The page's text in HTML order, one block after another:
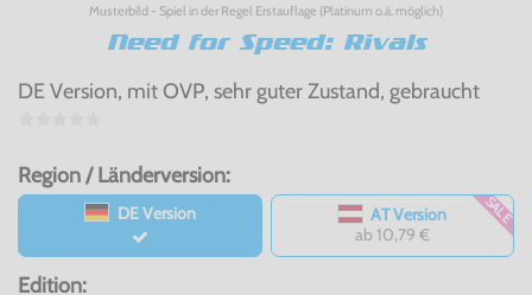
Musterbild - Spiel in der Regel Erstauflage (Platinum o.ä. möglich)
Need for Speed: Rivals
DE Version, mit OVP, sehr guter Zustand, gebraucht
Region / Länderversion:
DE Version
AT Version
ab 10,79 €
SALE
Edition: